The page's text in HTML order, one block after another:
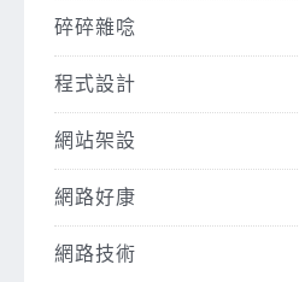
碎碎雜唸
程式設計
網站架設
網路好康
網路技術